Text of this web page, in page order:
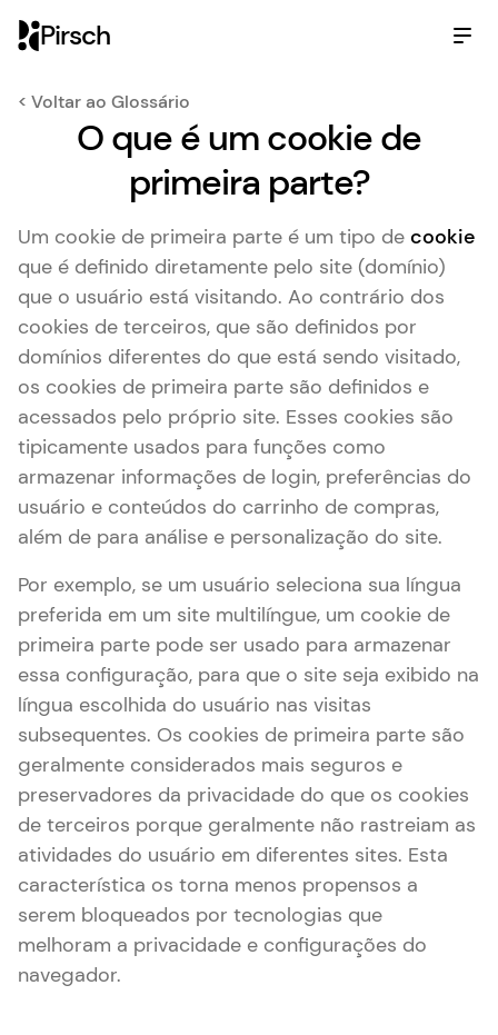
Pirsch
< Voltar ao Glossário
O que é um cookie de
primeira parte?
Um cookie de primeira parte é um tipo de cookie
que é definido diretamente pelo site (domínio)
que o usuário está visitando. Ao contrário dos
cookies de terceiros, que são definidos por
domínios diferentes do que está sendo visitado,
os cookies de primeira parte são definidos e
acessados pelo próprio site. Esses cookies são
tipicamente usados ​​para funções como
armazenar informações de login, preferências do
usuário e conteúdos do carrinho de compras,
além de para análise e personalização do site.
Por exemplo, se um usuário seleciona sua língua
preferida em um site multilíngue, um cookie de
primeira parte pode ser usado para armazenar
essa configuração, para que o site seja exibido na
língua escolhida do usuário nas visitas
subsequentes. Os cookies de primeira parte são
geralmente considerados mais seguros e
preservadores da privacidade do que os cookies
de terceiros porque geralmente não rastreiam as
atividades do usuário em diferentes sites. Esta
característica os torna menos propensos a
serem bloqueados por tecnologias que
melhoram a privacidade e configurações do
navegador.